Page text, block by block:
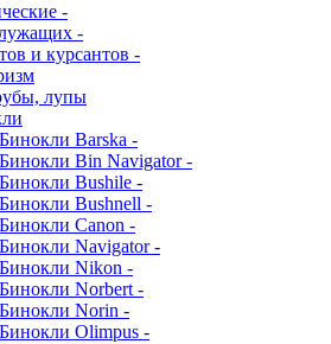
-
-
и курсантов -
лупы
Бинокли Barska -
Бинокли Bin Navigator -
Бинокли Bushile -
Бинокли Bushnell -
Бинокли Canon -
Бинокли Navigator -
Бинокли Nikon -
Бинокли Norbert -
Бинокли Norin -
Бинокли Olimpus -